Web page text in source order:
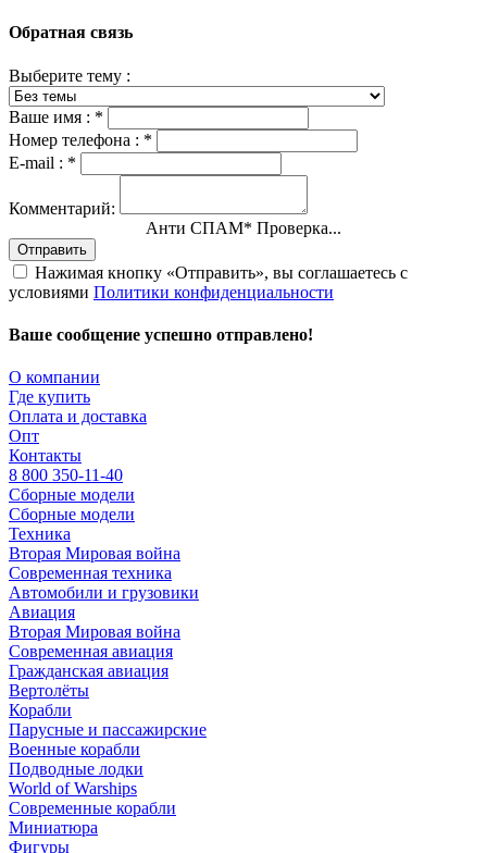
Обратная связь
Выберите тему :
Ваше имя : *
Номер телефона : *
E-mail : *
Комментарий:
Анти СПАМ* Проверка...
Отправить
Нажимая кнопку «Отправить», вы соглашаетесь с
условиями Политики конфиденциальности
Ваше сообщение успешно отправлено!
О компании
Где купить
Оплата и доставка
Опт
Контакты
8 800 350-11-40
Сборные модели
Сборные модели
Техника
Вторая Мировая война
Современная техника
Автомобили и грузовики
Авиация
Вторая Мировая война
Современная авиация
Гражданская авиация
Вертолёты
Корабли
Парусные и пассажирские
Военные корабли
Подводные лодки
World of Warships
Современные корабли
Миниатюра
Фигуры